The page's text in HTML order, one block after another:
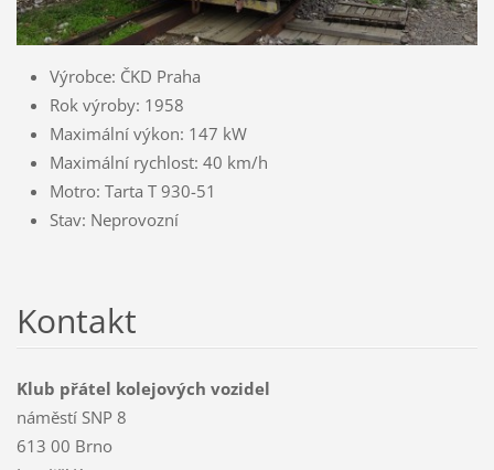
Výrobce: ČKD Praha
Rok výroby: 1958
Maximální výkon: 147 kW
Maximální rychlost: 40 km/h
Motro: Tarta T 930-51
Stav: Neprovozní
Kontakt
Klub přátel kolejových vozidel
náměstí SNP 8
613 00 Brno